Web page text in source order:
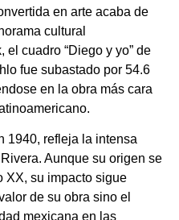
en arte acaba de
cultural
cuadro “Diego y yo” de
fue subastado por 54.6
en la obra más cara
1940, refleja la intensa
Aunque su origen se
XX, su impacto sigue
de su obra sino el
mexicana en las